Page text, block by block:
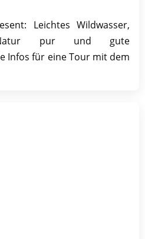
Leichtes Wildwasser,
pur und gute
Infos für eine Tour mit dem